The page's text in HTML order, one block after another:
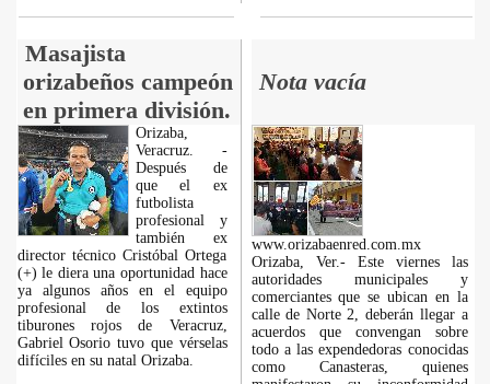
Masajista
orizabeños campeón
en primera división.
Nota vacía
Orizaba,
Veracruz. -
Después de
que el ex
futbolista
profesional y
también ex
director técnico Cristóbal Ortega
(+) le diera una oportunidad hace
ya algunos años en el equipo
profesional de los extintos
tiburones rojos de Veracruz,
Gabriel Osorio tuvo que vérselas
difíciles en su natal Orizaba.
www.orizabaenred.com.mx
Orizaba, Ver.- Este viernes las
autoridades municipales y
comerciantes que se ubican en la
calle de Norte 2, deberán llegar a
acuerdos que convengan sobre
todo a las expendedoras conocidas
como Canasteras, quienes